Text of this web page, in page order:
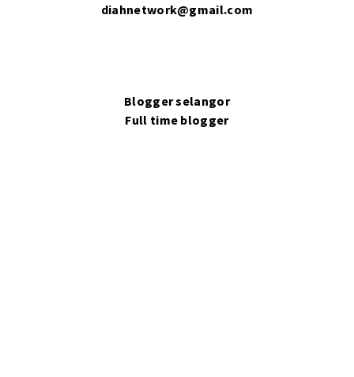
diahnetwork@gmail.com
Blogger selangor
Full time blogger